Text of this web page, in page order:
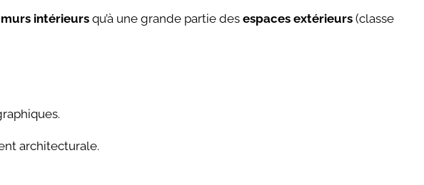
intérieurs qu’à une grande partie des espaces extérieurs (classe
architecturale.